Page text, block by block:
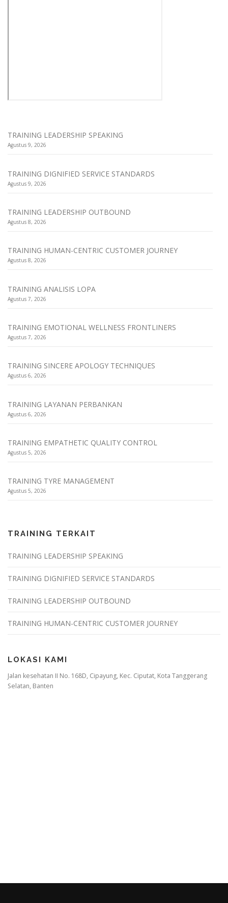
TRAINING LEADERSHIP SPEAKING
Agustus 9, 2026
TRAINING DIGNIFIED SERVICE STANDARDS
Agustus 9, 2026
TRAINING LEADERSHIP OUTBOUND
Agustus 8, 2026
TRAINING HUMAN-CENTRIC CUSTOMER JOURNEY
Agustus 8, 2026
TRAINING ANALISIS LOPA
Agustus 7, 2026
TRAINING EMOTIONAL WELLNESS FRONTLINERS
Agustus 7, 2026
TRAINING SINCERE APOLOGY TECHNIQUES
Agustus 6, 2026
TRAINING LAYANAN PERBANKAN
Agustus 6, 2026
TRAINING EMPATHETIC QUALITY CONTROL
Agustus 5, 2026
TRAINING TYRE MANAGEMENT
Agustus 5, 2026
TRAINING TERKAIT
TRAINING LEADERSHIP SPEAKING
TRAINING DIGNIFIED SERVICE STANDARDS
TRAINING LEADERSHIP OUTBOUND
TRAINING HUMAN-CENTRIC CUSTOMER JOURNEY
LOKASI KAMI
Jalan kesehatan II No. 168D, Cipayung, Kec. Ciputat, Kota Tanggerang
Selatan, Banten